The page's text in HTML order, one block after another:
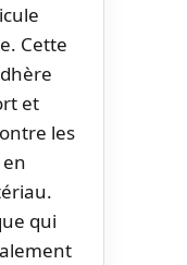
Cette
et
les
qui